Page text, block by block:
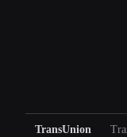
TransUnion